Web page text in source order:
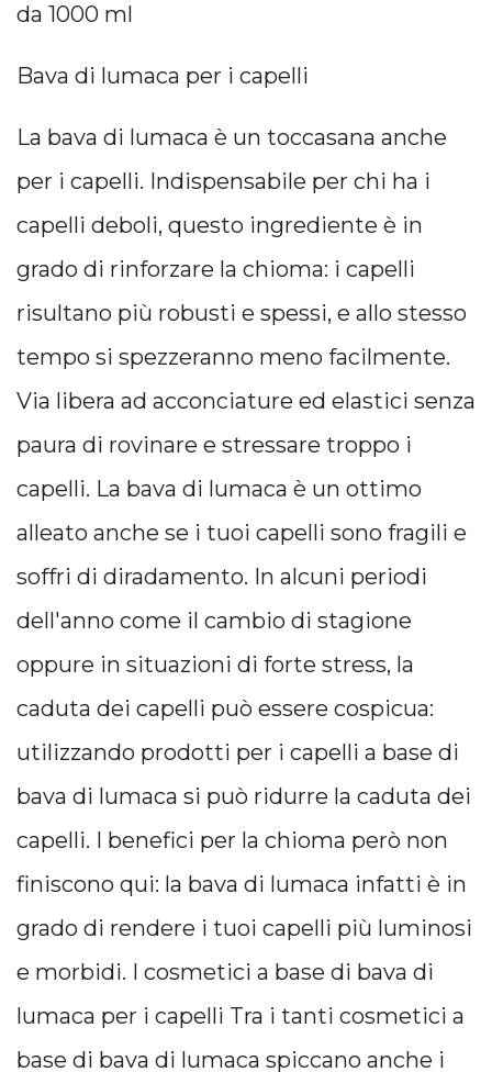
da 1000 ml
Bava di lumaca per i capelli
La bava di lumaca è un toccasana anche
per i capelli. Indispensabile per chi ha i
capelli deboli, questo ingrediente è in
grado di rinforzare la chioma: i capelli
risultano più robusti e spessi, e allo stesso
tempo si spezzeranno meno facilmente.
Via libera ad acconciature ed elastici senza
paura di rovinare e stressare troppo i
capelli. La bava di lumaca è un ottimo
alleato anche se i tuoi capelli sono fragili e
soffri di diradamento. In alcuni periodi
dell'anno come il cambio di stagione
oppure in situazioni di forte stress, la
caduta dei capelli può essere cospicua:
utilizzando prodotti per i capelli a base di
bava di lumaca si può ridurre la caduta dei
capelli. I benefici per la chioma però non
finiscono qui: la bava di lumaca infatti è in
grado di rendere i tuoi capelli più luminosi
e morbidi. I cosmetici a base di bava di
lumaca per i capelli Tra i tanti cosmetici a
base di bava di lumaca spiccano anche i